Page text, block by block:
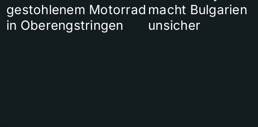
gestohlenem Motorrad
in Oberengstringen
macht Bulgarien
unsicher